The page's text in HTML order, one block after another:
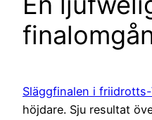
Släggfinalen i friidrotts-
höjdare. Sju resultat